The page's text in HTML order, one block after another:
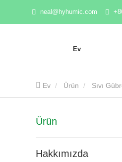
neal@hyhumic.com
Ev
Ev Ürün Sıvı
Ürün
Hakkımızda